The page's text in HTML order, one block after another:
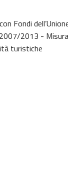
Fondi
2013 -
turistiche